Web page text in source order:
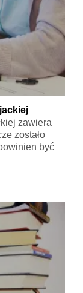
zawiera
zostało
być